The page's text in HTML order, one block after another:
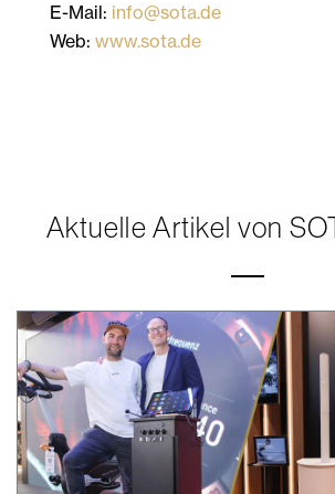
E-Mail: info@sota.de
Web: www.sota.de
Aktuelle Artikel von